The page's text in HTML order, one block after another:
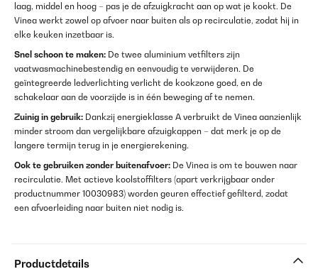
laag, middel en hoog – pas je de afzuigkracht aan op wat je kookt. De
Vinea werkt zowel op afvoer naar buiten als op recirculatie, zodat hij in
elke keuken inzetbaar is.
Snel schoon te maken: De twee aluminium vetfilters zijn
vaatwasmachinebestendig en eenvoudig te verwijderen. De
geïntegreerde ledverlichting verlicht de kookzone goed, en de
schakelaar aan de voorzijde is in één beweging af te nemen.
Zuinig in gebruik: Dankzij energieklasse A verbruikt de Vinea aanzienlijk
minder stroom dan vergelijkbare afzuigkappen – dat merk je op de
langere termijn terug in je energierekening.
Ook te gebruiken zonder buitenafvoer: De Vinea is om te bouwen naar
recirculatie. Met actieve koolstoffilters (apart verkrijgbaar onder
productnummer 10030983) worden geuren effectief gefilterd, zodat
een afvoerleiding naar buiten niet nodig is.
Productdetails